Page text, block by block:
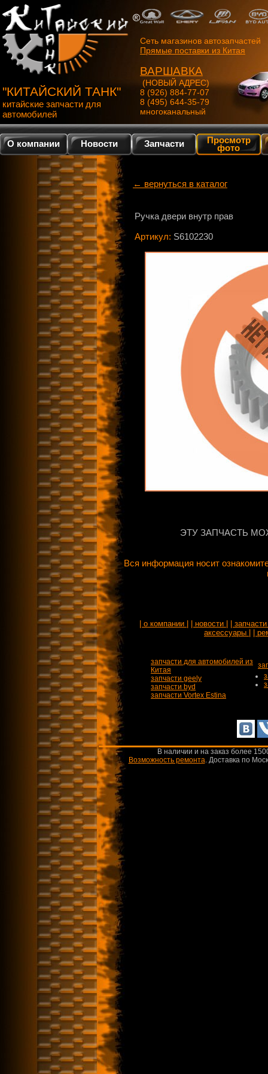
"КИТАЙСКИЙ ТАНК"
китайские запчасти для
автомобилей
Сеть магазинов автозапчастей
Прямые поставки из Китая
ВАРШАВКА
(НОВЫЙ АДРЕС)
8 (926) 884-77-07
8 (495) 644-35-79
многоканальный
О компании Новости Запчасти Просмотр
фото
← вернуться в каталог
Ручка двери внутр прав
Артикул: S6102230
ЭТУ ЗАПЧАСТЬ
Вся информация носит
| о компании | | новости |
|
аксессуары |
|
запчасти для автомобилей из
Китая
запчасти geely
запчасти byd
запчасти Vortex Estina
В наличии и на заказ более
Возможность ремонта.Доставка по